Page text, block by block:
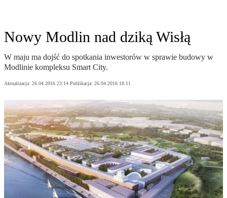
Nowy Modlin nad dziką Wisłą
W maju ma dojść do spotkania inwestorów w sprawie budowy w
Modlinie kompleksu Smart City.
Aktualizacja: 26.04.2016 23:14 Publikacja: 26.04.2016 18:11